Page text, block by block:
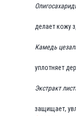
делает кожу
Камедь
уплотняет
Экстракт
защищает,